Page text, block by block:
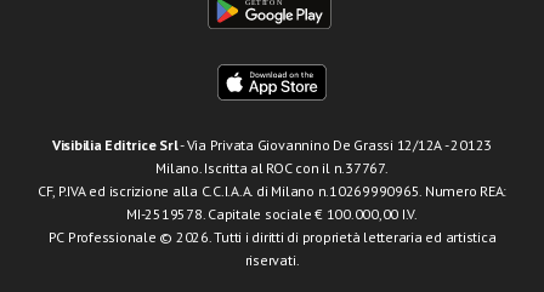
Visibilia Editrice Srl- Via Privata Giovannino De Grassi 12/12A - 20123
Milano. Iscritta al ROC con il n.37767.
CF, P.IVA ed iscrizione alla C.C.I.A.A. di Milano n.10269990965. Numero REA:
MI-2519578. Capitale sociale € 100.000,00 I.V.
PC Professionale © 2026. Tutti i diritti di proprietà letteraria ed artistica
riservati.